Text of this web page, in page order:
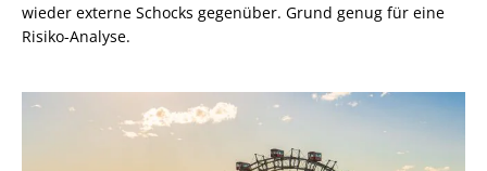
wieder externe Schocks gegenüber. Grund genug für eine
Risiko-Analyse.